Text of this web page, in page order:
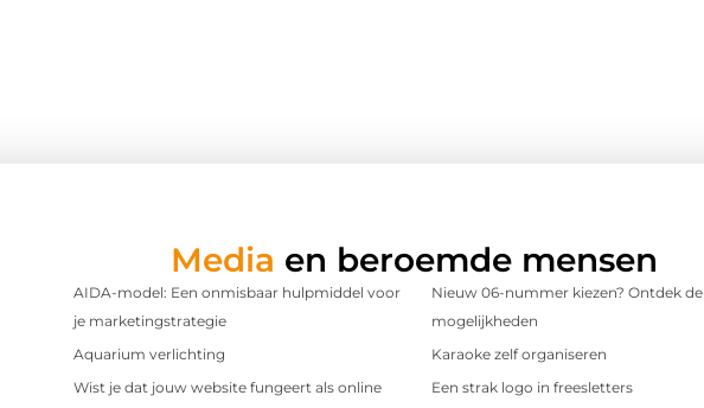
Media en beroemde mensen
AIDA-model: Een onmisbaar hulpmiddel voor
je marketingstrategie
Nieuw 06-nummer kiezen? Ontdek de
mogelijkheden
Aquarium verlichting Karaoke zelf organiseren
Wist je dat jouw website fungeert als online
Een strak logo in freesletters